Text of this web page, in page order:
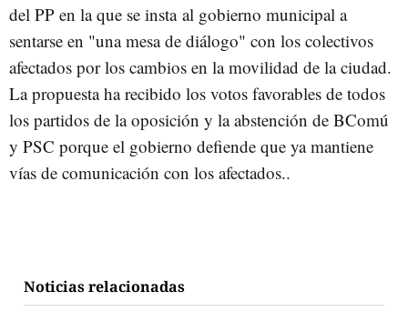
del PP en la que se insta al gobierno municipal a
sentarse en "una mesa de diálogo" con los colectivos
afectados por los cambios en la movilidad de la ciudad.
La propuesta ha recibido los votos favorables de todos
los partidos de la oposición y la abstención de BComú
y PSC porque el gobierno defiende que ya mantiene
vías de comunicación con los afectados..
Noticias relacionadas